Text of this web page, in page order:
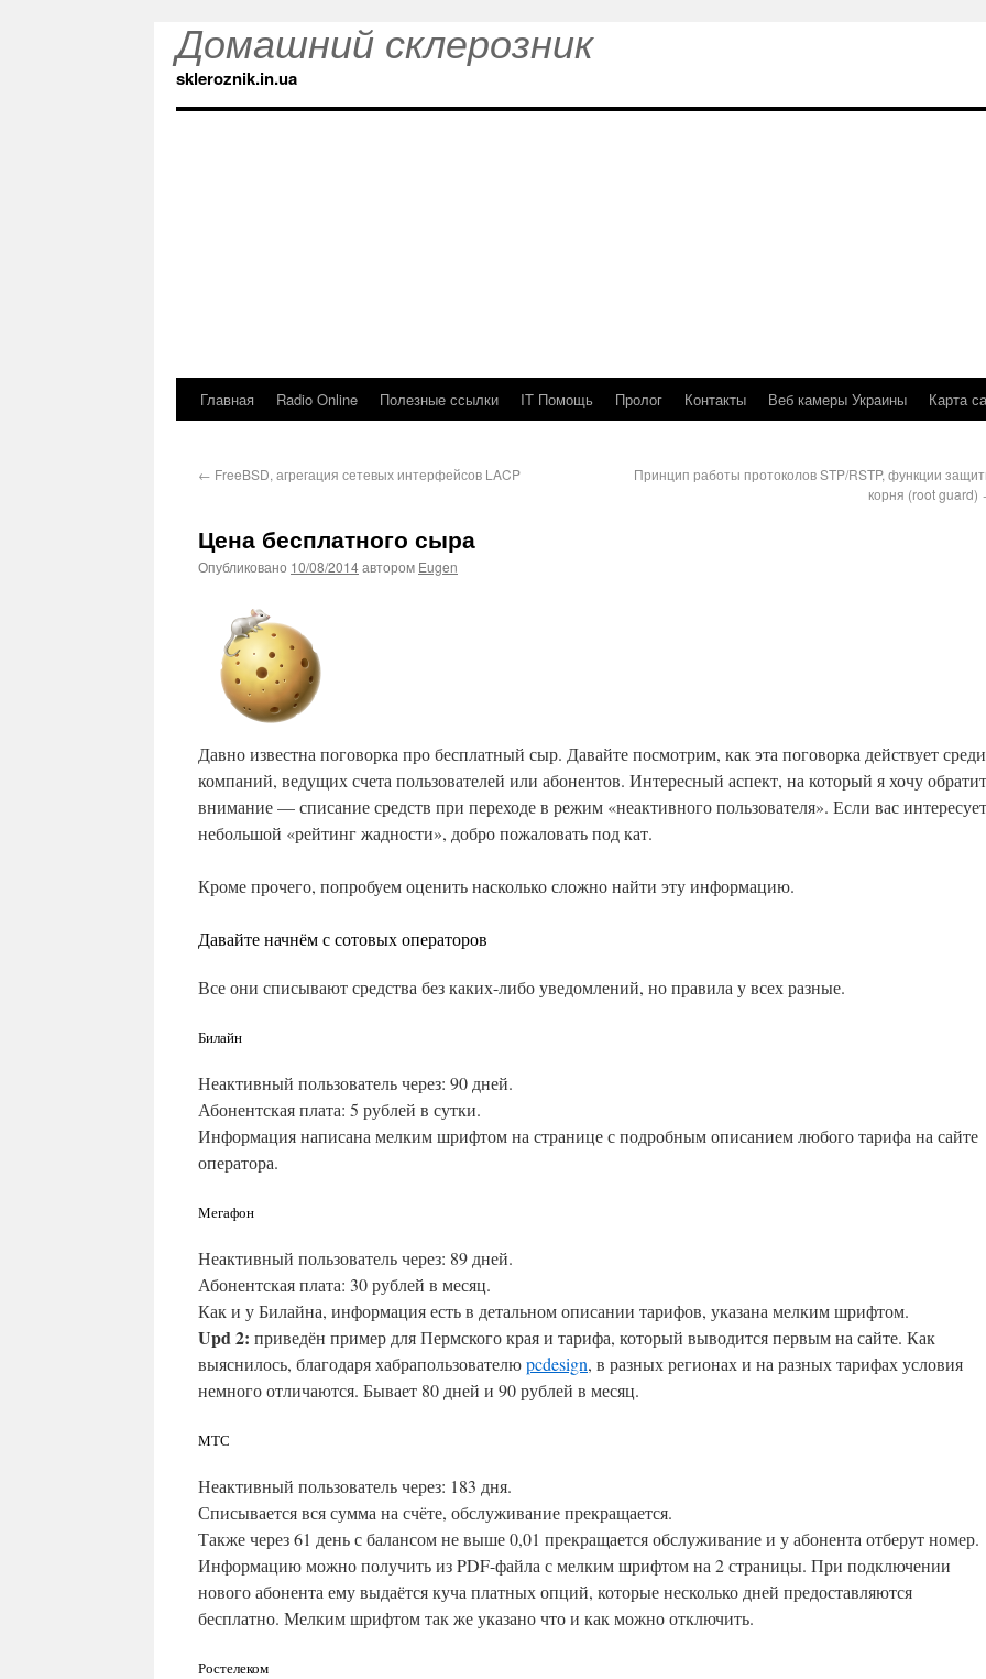
Домашний склерозник
skleroznik.in.ua
Главная Radio Online Полезные ссылки IT Помощь Пролог Контакты Веб камеры Украины Карта
← FreeBSD, агрегация сетевых интерфейсов LACP
Принцип работы протоколов STP/RSTP, функции
корня (root guard)
Цена бесплатного сыра
Опубликовано 10/08/2014автором Eugen
Давно известна поговорка про бесплатный сыр. Давайте посмотрим, как эта поговорка действует среди
компаний, ведущих счета пользователей или абонентов. Интересный аспект, на который я хочу
внимание — списание средств при переходе в режим «неактивного пользователя». Если вас интересует
небольшой «рейтинг жадности», добро пожаловать под кат.
Кроме прочего, попробуем оценить насколько сложно найти эту информацию.
Давайте начнём с сотовых операторов
Все они списывают средства без каких-либо уведомлений, но правила у всех разные.
Билайн
Неактивный пользователь через: 90 дней.
Абонентская плата: 5 рублей в сутки.
Информация написана мелким шрифтом на странице с подробным описанием любого тарифа на сайте
оператора.
Мегафон
Неактивный пользователь через: 89 дней.
Абонентская плата: 30 рублей в месяц.
Как и у Билайна, информация есть в детальном описании тарифов, указана мелким шрифтом.
Upd 2: приведён пример для Пермского края и тарифа, который выводится первым на сайте. Как
выяснилось, благодаря хабрапользователюpcdesign, в разных регионах и на разных тарифах условия
немного отличаются. Бывает 80 дней и 90 рублей в месяц.
МТС
Неактивный пользователь через: 183 дня.
Списывается вся сумма на счёте, обслуживание прекращается.
Также через 61 день с балансом не выше 0,01 прекращается обслуживание и у абонента отберут номер.
Информацию можно получить из PDF-файла с мелким шрифтом на 2 страницы. При подключении
нового абонента ему выдаётся куча платных опций, которые несколько дней предоставляются
бесплатно. Мелким шрифтом так же указано что и как можно отключить.
Ростелеком